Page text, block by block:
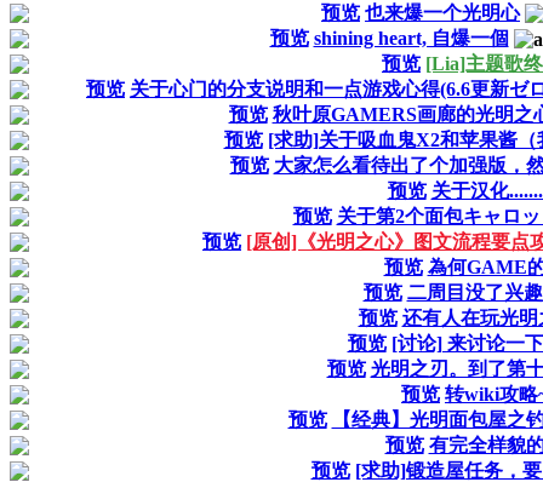
预览 也来爆一个光明心
预览 shining heart, 自爆一個
预览 [Lia]主题歌
预览 关于心门的分支说明和一点游戏心得(6.6更新ゼ
预览 秋叶原GAMERS画廊的光明之
预览 [求助]关于吸血鬼X2和苹果酱
预览 大家怎么看待出了个加强版，
预览 关于汉化
预览 关于第2个面包キャロ
预览 [原创]《光明之心》图文流程要点
预览 為何GAME
预览 二周目没了兴
预览 还有人在玩光明
预览 [讨论] 来讨论一
预览 光明之刃。到了第
预览 转wiki攻略
预览
【经典】光明面包屋之
预览 有完全样貌
预览 [求助]锻造屋任务，